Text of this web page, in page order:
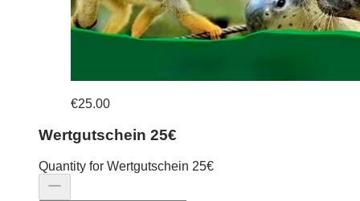
€25.00
Wertgutschein 25€
Quantity for Wertgutschein 25€